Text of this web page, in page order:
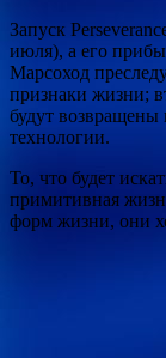
Запуск
июля), а его
Марсоход
признаки жизни;
будут
технологии.
То, что будет
примитивная
форм жизни, они